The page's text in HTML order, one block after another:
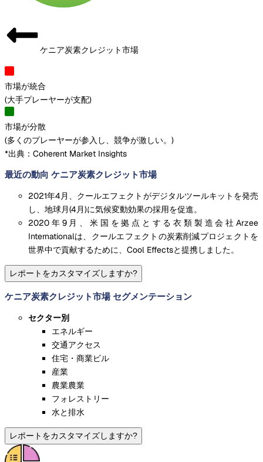
ケニア炭素クレジット市場
市場が統合
(大手プレーヤーが支配)
市場が分散
(多くのプレーヤーが参入し、競争が激しい。 )
*出典：Coherent Market Insights
最近の動向 ケニア炭素クレジット市場
2021年4月、クールエフェクトがデジタルツールキットを発売
し、地球月(4月)に気候変動効果の採用を促進。
2020年9月、米国を拠点とする衣類製造会社Arzee
Internationalは、クールエフェクトの炭素削減プロジェクトを
世界中で貢献するために、Cool Effectsと提携しました。
レポートをカスタマイズしますか?
ケニア炭素クレジット市場 セグメンテーション
セクター別
エネルギー
交通アクセス
住宅・商業ビル
産業
農業農業
フォレストリー
水と排水
レポートをカスタマイズしますか?